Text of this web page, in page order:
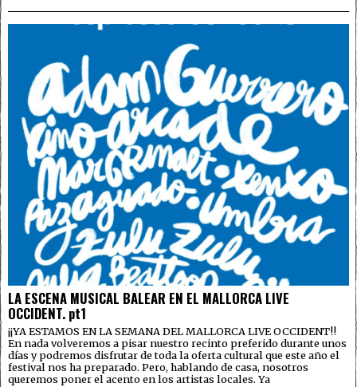
LA ESCENA MUSICAL BALEAR EN EL MALLORCA LIVE
OCCIDENT. pt1
¡¡YA ESTAMOS EN LA SEMANA DEL MALLORCA LIVE OCCIDENT!!
En nada volveremos a pisar nuestro recinto preferido durante unos
días y podremos disfrutar de toda la oferta cultural que este año el
festival nos ha preparado. Pero, hablando de casa, nosotros
queremos poner el acento en los artistas locales. Ya